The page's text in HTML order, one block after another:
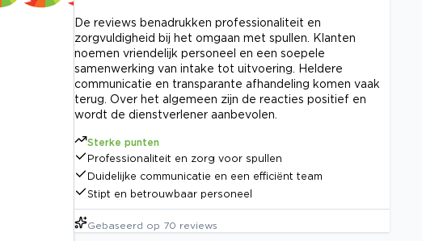
De reviews benadrukken professionaliteit en
zorgvuldigheid bij het omgaan met spullen. Klanten
noemen vriendelijk personeel en een soepele
samenwerking van intake tot uitvoering. Heldere
communicatie en transparante afhandeling komen vaak
terug. Over het algemeen zijn de reacties positief en
wordt de dienstverlener aanbevolen.
Sterke punten
Professionaliteit en zorg voor spullen
Duidelijke communicatie en een efficiënt team
Stipt en betrouwbaar personeel
Gebaseerd op 70 reviews